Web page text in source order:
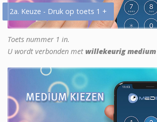
2a. Keuze - Druk op toets 1 +
Toets nummer 1 in.
U wordt verbonden met willekeurig medium